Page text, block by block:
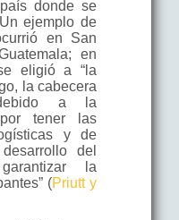
donde se
ejemplo de
en San
en
eligió a “la
la cabecera
debido a la
tener las
y de
del
la
(Priutt y